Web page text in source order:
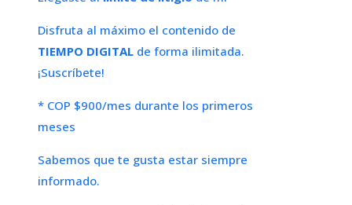
Disfruta al máximo el contenido de
TIEMPO DIGITAL de forma ilimitada.
¡Suscríbete!
* COP $900/mes durante los primeros
meses
Sabemos que te gusta estar siempre
informado.